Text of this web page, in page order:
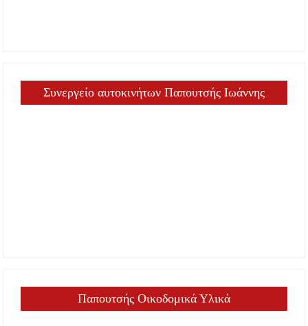
Συνεργείο αυτοκινήτων Παπουτσής Ιωάννης
Παπουτσής Οικοδομικά Υλικά